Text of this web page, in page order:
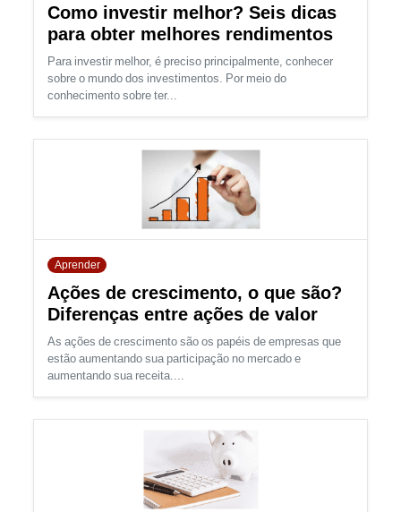
Como investir melhor? Seis dicas
para obter melhores rendimentos
Para investir melhor, é preciso principalmente, conhecer
sobre o mundo dos investimentos. Por meio do
conhecimento sobre ter...
Aprender
Ações de crescimento, o que são?
Diferenças entre ações de valor
As ações de crescimento são os papéis de empresas que
estão aumentando sua participação no mercado e
aumentando sua receita....